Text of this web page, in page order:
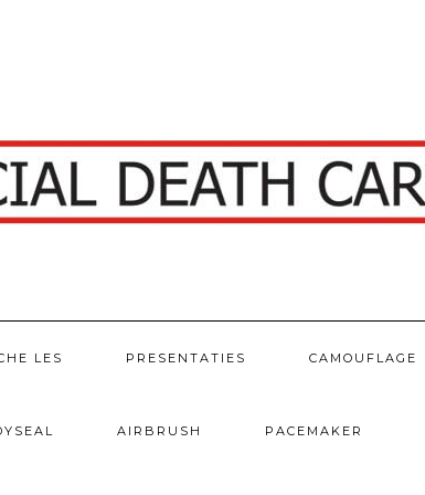
LES PRESENTATIES CAMOUFLAGE
AIRBRUSH PACEMAKER